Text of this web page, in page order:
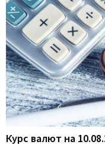
Курс валют на